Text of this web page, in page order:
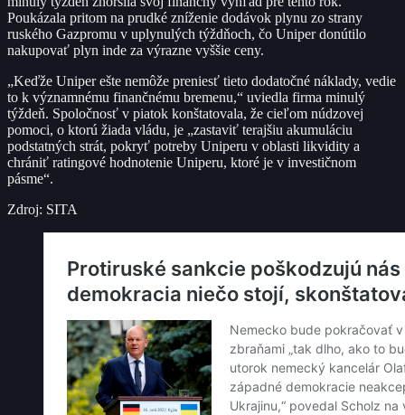
Poukázala pritom na prudké zníženie dodávok plynu zo strany
ruského Gazpromu v uplynulých týždňoch, čo Uniper donútilo
nakupovať plyn inde za výrazne vyššie ceny.
„Keďže Uniper ešte nemôže preniesť tieto dodatočné náklady, vedie
to k významnému finančnému bremenu,“ uviedla firma minulý
týždeň. Spoločnosť v piatok konštatovala, že cieľom núdzovej
pomoci, o ktorú žiada vládu, je „zastaviť terajšiu akumuláciu
podstatných strát, pokryť potreby Uniperu v oblasti likvidity a
chrániť ratingové hodnotenie Uniperu, ktoré je v investičnom
pásme“.
Zdroj: SITA